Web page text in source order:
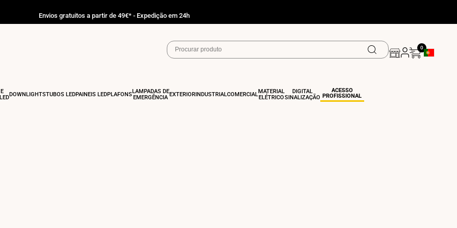
Envios gratuitos a partir de 49€* - Expedição em 24h
0
Botão De
DOWNLIGHTSTUBOS LEDPAINÉIS LEDPLAFONSLÂMPADAS DE
EMERGÊNCIAEXTERIORINDUSTRIAL COMERCIAL MATERIAL
ELÉTRICO
DIGITAL
SINALIZAÇÃO
ACESSO
PROFISSIONAL